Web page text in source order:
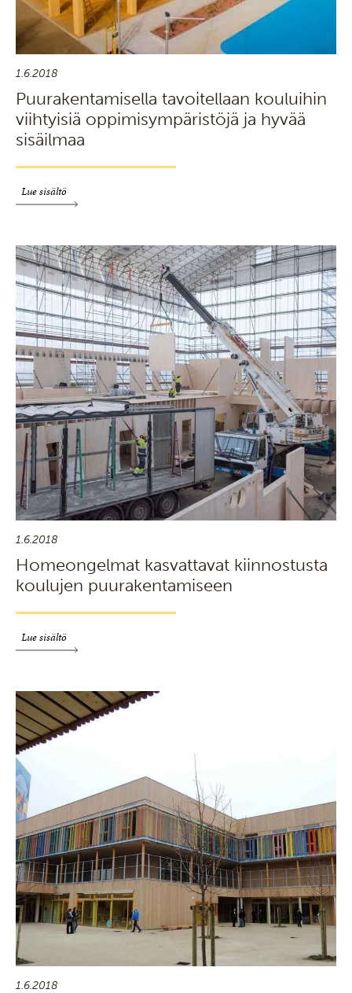
1.6.2018
Puurakentamisella tavoitellaan kouluihin
viihtyisiä oppimisympäristöjä ja hyvää
sisäilmaa
Lue sisältö
1.6.2018
Homeongelmat kasvattavat kiinnostusta
koulujen puurakentamiseen
Lue sisältö
1.6.2018